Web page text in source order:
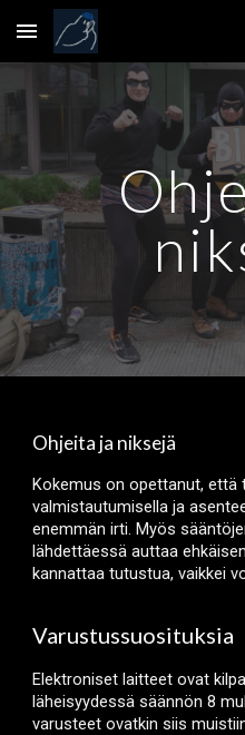
Skip to main content
Ohjeita ja niksejä
Kokemus on opettanut, että
valmistautumisella ja
enemmän irti. Myös
lähdettäessä auttaa
kannattaa tutustua, vaikkei
Varustussuosituksia
Elektroniset laitteet ovat
läheisyydessä säännön 8
varusteet ovatkin siis